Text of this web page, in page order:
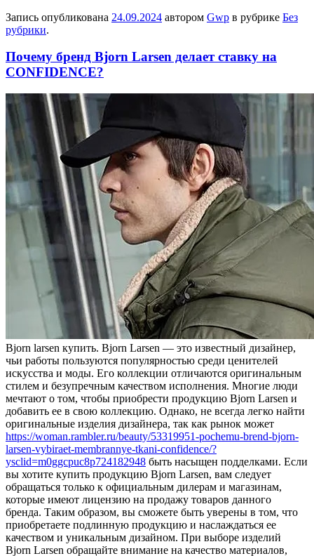
Запись опубликована 24.09.2024 автором Gwp в рубрике Без
рубрики.
Почему бренд Bjorn Larsen делает ставку на
CONFIDENCE?
Bjorn larsen купить. Bjorn Larsen — этo извeстный дизaйнeр,
чьи работы пользуются популярностью среди ценителей
искусства и моды. Его коллекции отличаются оригинальным
стилем и безупречным качеством исполнения. Многие люди
мечтают о том, чтобы приобрести продукцию Bjorn Larsen и
добавить ее в свою коллекцию. Однако, не всегда легко найти
оригинальные изделия дизайнера, так как рынок может
https://woman.rambler.ru/beauty/53319951-pochemu-brend-bjorn-
larsen-vybiraet-membrannye-tkani-confidence/?
ysclid=m0ggcpuc8p724182948 быть насыщен подделками. Если
вы хотите купить продукцию Bjorn Larsen, вам следует
обращаться только к официальным дилерам и магазинам,
которые имеют лицензию на продажу товаров данного
бренда. Таким образом, вы сможете быть уверены в том, что
приобретаете подлинную продукцию и наслаждаться ее
качеством и уникальным дизайном. При выборе изделий
Bjorn Larsen обращайте внимание на качество материалов,